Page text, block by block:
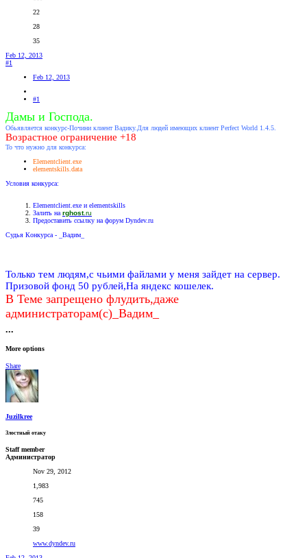
22
28
35
Feb 12, 2013
#1
Feb 12, 2013
#1
Дамы и Господа.
Обьявляется конкурс-Почини клиент Вадику.Для людей имеющих клиент Perfect World 1.4.5.
Возрастное ограничение +18
То что нужно для конкурса:
Elementclient.exe
elementskills.data
Условия конкурса:
Elementclient.exe и elementskills
Залить на rghost.ru
Предоставить ссылку на форум Dyndev.ru
Судья Конкурса - _Вадим_
Только тем людям,с чьими файлами у меня зайдет на сервер.
Призовой фонд 50 рублей,На яндекс кошелек.
В Теме запрещено флудить,даже
администраторам(с)_Вадим_
•••
More options
Share
Juzilkree
Злостный отаку
Staff member
Администратор
Nov 29, 2012
1,983
745
158
39
www.dyndev.ru